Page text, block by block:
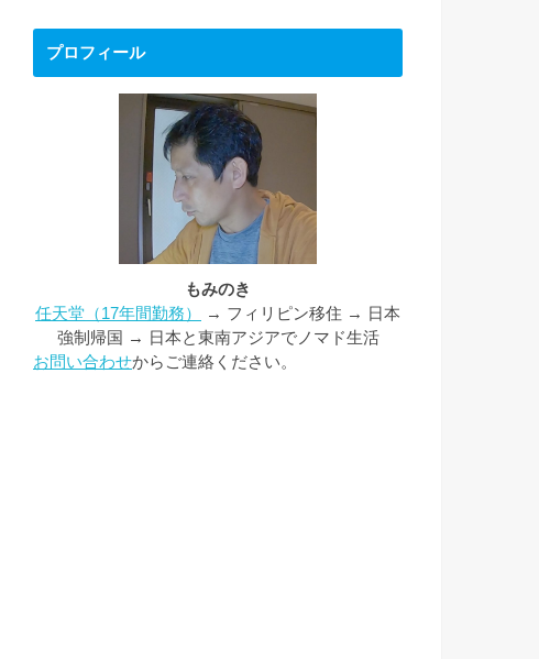
プロフィール
もみのき
任天堂（17年間勤務）
→ フィリピン移住 → 日本
強制帰国 → 日本と東南アジアでノマド生活
お問い合わせからご連絡ください。